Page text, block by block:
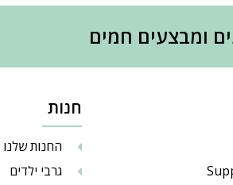
ומבצעים חמים
חנות
החנות שלנו
גרבי ילדים